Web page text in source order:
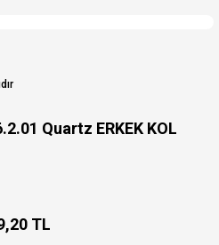
Quartz ERKEK KOL
TL